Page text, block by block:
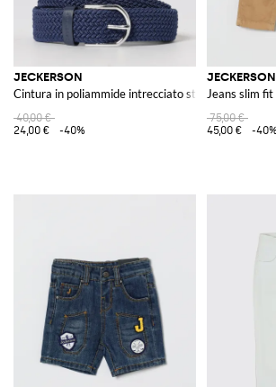
JECKERSON
Cintura in poliammide intrecciato stretch
40,00 €
24,00 €
-40%
JECKERSON
Jeans slim
75,00 €
45,00 €
-40%